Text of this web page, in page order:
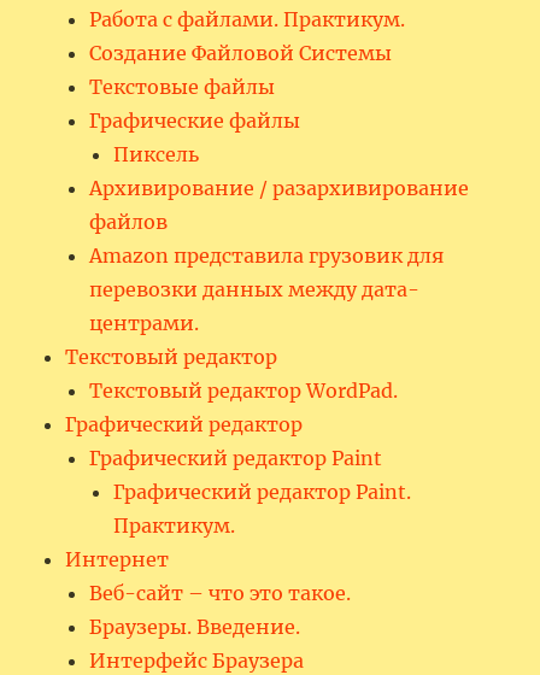
Работа с файлами. Практикум.
Создание Файловой Системы
Текстовые файлы
Графические файлы
Пиксель
Архивирование / разархивирование
файлов
Amazon представила грузовик для
перевозки данных между дата-
центрами.
Текстовый редактор
Текстовый редактор WordPad.
Графический редактор
Графический редактор Paint
Графический редактор Paint.
Практикум.
Интернет
Веб-сайт – что это такое.
Браузеры. Введение.
Интерфейс Браузера